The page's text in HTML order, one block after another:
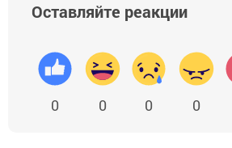
Оставляйте реакции
0 0 0 0